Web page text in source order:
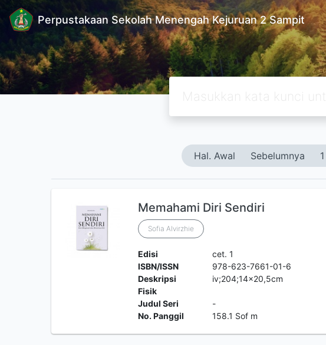
Perpustakaan Sekolah Menengah Kejuruan 2 Sampit
Hal. Awal Sebelumnya 1
Memahami Diri Sendiri
Sofia Alvirzhie
Edisi
cet. 1
ISBN/ISSN
978-623-7661-01-6
Deskripsi
Fisik
iv;204;14x20,5cm
Judul Seri
-
No. Panggil
158.1 Sof m